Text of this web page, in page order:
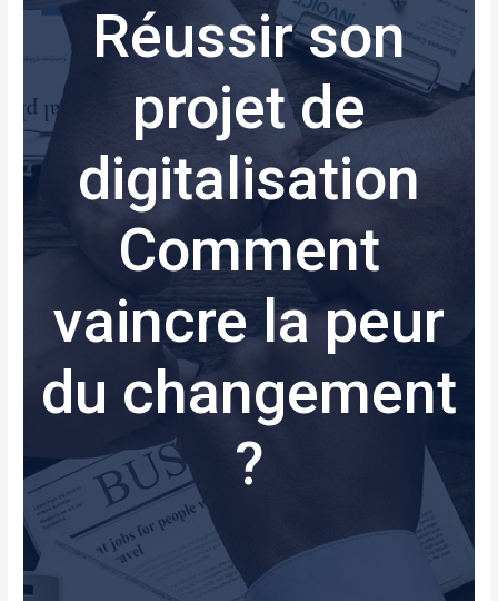
Réussir son
projet de
digitalisation
Comment
vaincre la peur
du changement
?